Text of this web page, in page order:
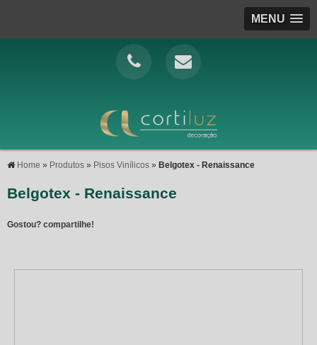
MENU
Home » Produtos » Pisos Vinílicos » Belgotex - Renaissance
Belgotex - Renaissance
Gostou? compartilhe!